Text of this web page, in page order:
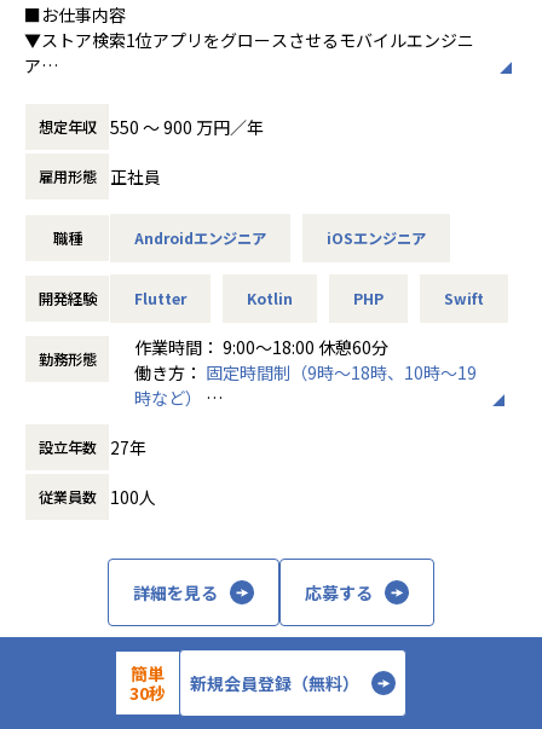
▼インハウスチーム
補助金支援や中小企業向けバックオフィスコンサルなど多様
なサービスを展開。
ています。
・自社プロダクト開発で、要件定義や企画段階からエンジニ
アが関与。フィードバックを迅速に反映でき、ユーザー視点
・PHP、Laravel、TypeScript、React、AWSなど様々な技
す。
・PL/PMなどのマネジメントだけではなく、テックリードな
どのスペシャリスト、ビジネスサイドとも連携するPdMなど
メント志向も大歓迎！
部門を超えた勉強会・レビュー会も実施しています。半期
・バックオフィス関連の自社サービスの上流から携わること
労務業務や確定申告などもシステム化しているため、会
計・税務・社会保険といった日常生活にも役立つ知識が身に
■お仕事内容
▼ストア検索1位アプリをグロースさせるモバイルエンジニ
ア
ととなりました。
これまではSwiftでのiOSアプリ開発、KotlinでのAndroidア
プリ開発を行っていましたが、2022年よりFlutterでのアプ
リ開発を開始。
まだまだ社内にも知見の少ないFlutter開発なので、社内メン
きのエンジニアを募集します！
＜具体的な業務イメージ＞
見積・請求書作成アプリ『jimuu』をはじめとした、モバイ
の開発・運用
・マーケターによるマーケティング検証結果に対する施策実
＜主なサービス・プロダクト＞
想定年収 550 〜 900 万円／年
雇用形態 正社員
職種 Androidエンジニア iOSエンジニア
開発経験 Flutter Kotlin PHP Swift
勤務形態
作業時間： 9:00～18:00 休憩60分
働き方： 固定時間制（9時～18時、10時～19
時など）
休憩時間： 60分
設立年数 27年
従業員数 100人
詳細を見る 応募する
ハコベル株式会社
簡単
30秒
新規会員登録（無料）